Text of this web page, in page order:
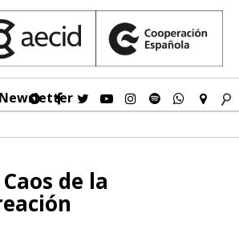
Newsletter
Caos de la